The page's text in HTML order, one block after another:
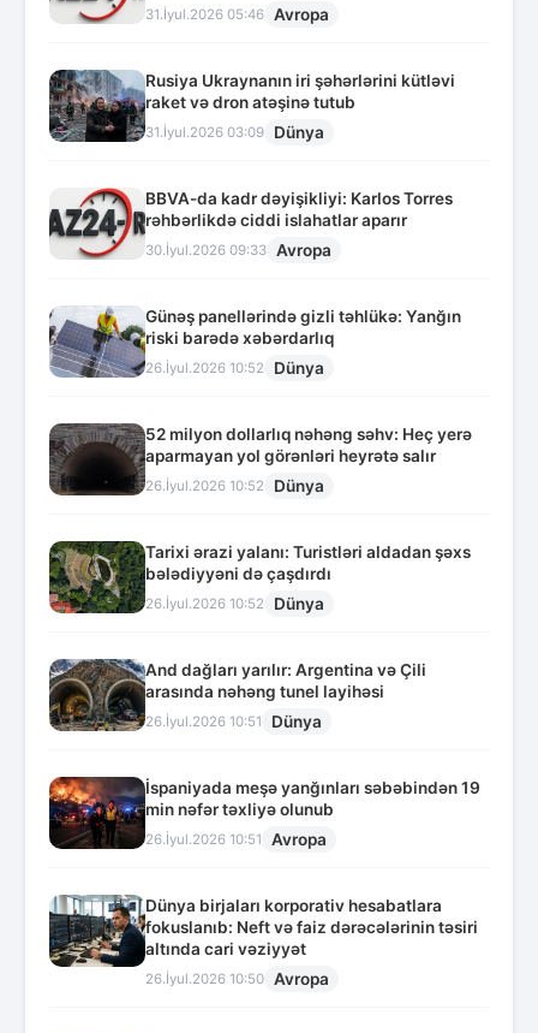
31.İyul.2026 05:46 Avropa
Rusiya Ukraynanın iri şəhərlərini kütləvi
raket və dron atəşinə tutub
31.İyul.2026 03:09 Dünya
BBVA-da kadr dəyişikliyi: Karlos Torres
rəhbərlikdə ciddi islahatlar aparır
30.İyul.2026 09:33 Avropa
Günəş panellərində gizli təhlükə: Yanğın
riski barədə xəbərdarlıq
26.İyul.2026 10:52 Dünya
52 milyon dollarlıq nəhəng səhv: Heç yerə
aparmayan yol görənləri heyrətə salır
26.İyul.2026 10:52 Dünya
Tarixi ərazi yalanı: Turistləri aldadan şəxs
bələdiyyəni də çaşdırdı
26.İyul.2026 10:52 Dünya
And dağları yarılır: Argentina və Çili
arasında nəhəng tunel layihəsi
26.İyul.2026 10:51 Dünya
İspaniyada meşə yanğınları səbəbindən 19
min nəfər təxliyə olunub
26.İyul.2026 10:51 Avropa
Dünya birjaları korporativ hesabatlara
fokuslanıb: Neft və faiz dərəcələrinin təsiri
altında cari vəziyyət
26.İyul.2026 10:50 Avropa